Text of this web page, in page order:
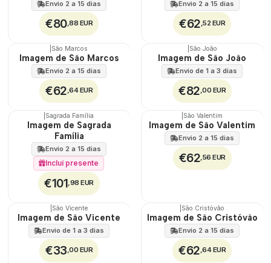
Envio 2 a 15 dias
€80,88 EUR
Envio 2 a 15 dias
€62,52 EUR
🇵🇹
100%
São Marcos
Imagem de São Marcos
Envio 2 a 15 dias
€62,64 EUR
🇵🇹
100%
São João
Imagem de São João
Envio de 1 a 3 dias
€82,00 EUR
🇵🇹
Sagrada Família
Imagem de Sagrada
Família
Envio 2 a 15 dias
Incluí presente
€101,98 EUR
🇵🇹
100%
São Valentim
Imagem de São Valentim
Envio 2 a 15 dias
€62,56 EUR
🇵🇹
100%
São Vicente
Imagem de São Vicente
Envio de 1 a 3 dias
€33,00 EUR
🇵🇹
100%
São Cristóvão
Imagem de São Cristóvão
Envio 2 a 15 dias
€62,64 EUR